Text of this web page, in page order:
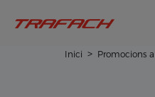
Inici Promocions